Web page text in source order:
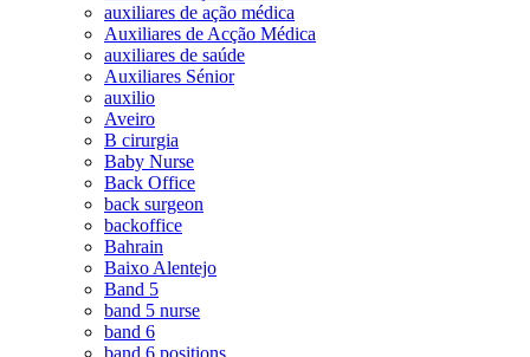
auxiliares de ação médica
Auxiliares de Acção Médica
auxiliares de saúde
Auxiliares Sénior
auxilio
Aveiro
B cirurgia
Baby Nurse
Back Office
back surgeon
backoffice
Bahrain
Baixo Alentejo
Band 5
band 5 nurse
band 6
band 6 positions